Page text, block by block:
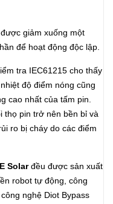
giảm xuống một
để hoạt động độc lập.
tra IEC61215 cho thấy
độ điểm nóng cũng
cao nhất của tấm pin.
thọ pin trở nên bền bỉ và
ro bị cháy do các điểm
Solar đều được sản xuất
robot tự động, công
nghệ Diot Bypass